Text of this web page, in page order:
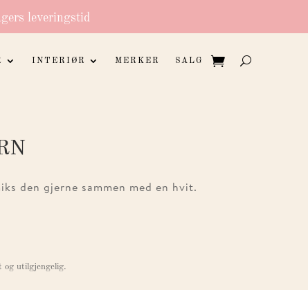
leveringstid
INTERIØR MERKER SALG
den gjerne sammen med en hvit.
og utilgjengelig.